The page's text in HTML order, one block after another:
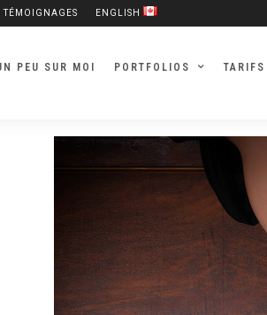
TÉMOIGNAGES ENGLISH
PEU SUR MOI PORTFOLIOS TARIFS